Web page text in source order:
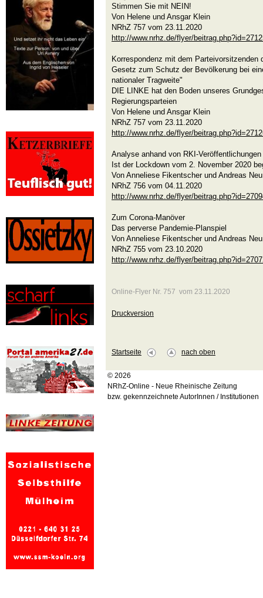
Stimmen Sie mit NEIN!
Von Helene und Ansgar Klein
NRhZ 757 vom 23.11.2020
http://www.nrhz.de/flyer/
Korrespondenz mit dem
Gesetz zum Schutz der Bevölkerung bei
nationaler Tragweite"
DIE LINKE hat den Boden unseres
Regierungsparteien
Von Helene und Ansgar Klein
NRhZ 757 vom 23.11.2020
http://www.nrhz.de/flyer/
Analyse anhand von RKI-Veröffentlichungen
Ist der Lockdown vom 2. November 2020
Von Anneliese Fikentscher und Andreas
NRhZ 756 vom 04.11.2020
http://www.nrhz.de/flyer/
Zum Corona-Manöver
Das perverse Pandemie-Planspiel
Von Anneliese Fikentscher und Andreas
NRhZ 755 vom 23.10.2020
http://www.nrhz.de/flyer/
Online-Flyer Nr. 757 vom 23.11.2020
Druckversion
Startseite nach oben
© 2026
NRhZ-Online - Neue Rheinische Zeitung
bzw. gekennzeichnete AutorInnen / Institutionen